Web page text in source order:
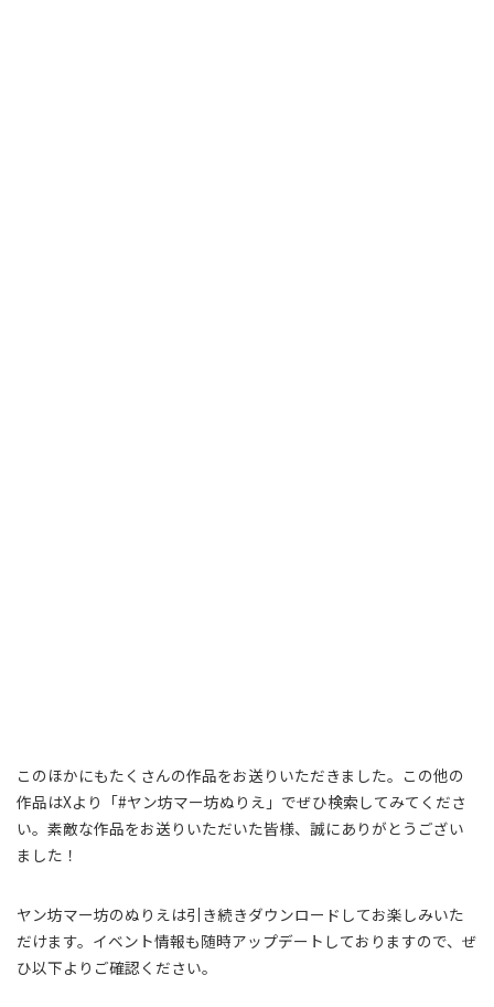
このほかにもたくさんの作品をお送りいただきました。この他の
作品はXより「#ヤン坊マー坊ぬりえ」でぜひ検索してみてくださ
い。素敵な作品をお送りいただいた皆様、誠にありがとうござい
ました！
ヤン坊マー坊のぬりえは引き続きダウンロードしてお楽しみいた
だけます。イベント情報も随時アップデートしておりますので、ぜ
ひ以下よりご確認ください。